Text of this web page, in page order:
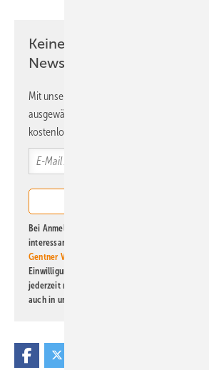
Keine Zeit? Kein Problem
Newsletter!
Mit unserem Newsletter erhalten Sie
ausgewählte Informationen und
kostenlos direkt ins Postfach.
Bei Anmeldung zu diesem Newsletter bin ich
interessante Verlags- und Online-Angebote
Gentner Verlag GmbH & Co. KG
Einwilligung kann ich jederzeit widerrufen und
jederzeit möglich. Informationen zum Umgang
auch in unserer